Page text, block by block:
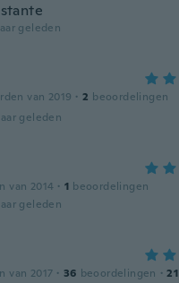
geleden
van 2019 · 2 beoordelingen
geleden
van 2014 · 1 beoordelingen
geleden
van 2017 · 36 beoordelingen · 21